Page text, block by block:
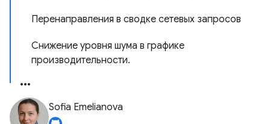
Перенаправления в сводке сетевых запросов
Снижение уровня шума в графике
производительности.
Sofia Emelianova